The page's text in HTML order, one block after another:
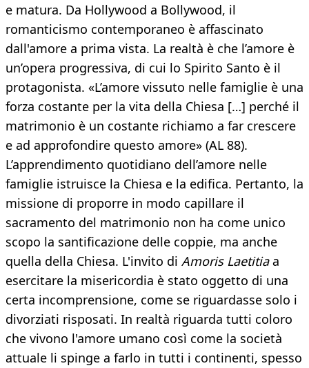
e matura. Da Hollywood a Bollywood, il
romanticismo contemporaneo è affascinato
dall'amore a prima vista. La realtà è che l’amore è
un’opera progressiva, di cui lo Spirito Santo è il
protagonista. «L’amore vissuto nelle famiglie è una
forza costante per la vita della Chiesa […] perché il
matrimonio è un costante richiamo a far crescere
e ad approfondire questo amore» (AL 88).
L’apprendimento quotidiano dell’amore nelle
famiglie istruisce la Chiesa e la edifica. Pertanto, la
missione di proporre in modo capillare il
sacramento del matrimonio non ha come unico
scopo la santificazione delle coppie, ma anche
quella della Chiesa. L'invito di Amoris Laetitiaa
esercitare la misericordia è stato oggetto di una
certa incomprensione, come se riguardasse solo i
divorziati risposati. In realtà riguarda tutti coloro
che vivono l'amore umano così come la società
attuale li spinge a farlo in tutti i continenti, spesso